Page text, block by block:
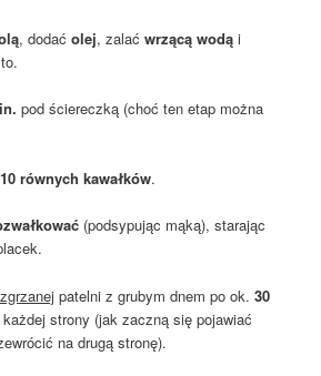
, dodaćolej, zalaćwrzącą wodą i
pod ściereczką (choć ten etap można
równych kawałków.
(podsypując mąką), starając
patelni z grubym dnem po ok.30
strony (jak zaczną się pojawiać
na drugą stronę).